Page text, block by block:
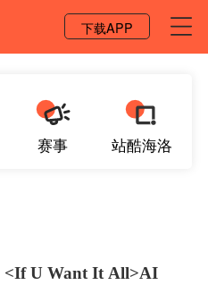
下载APP
赛事 站酷海洛
<If U Want It All>AI